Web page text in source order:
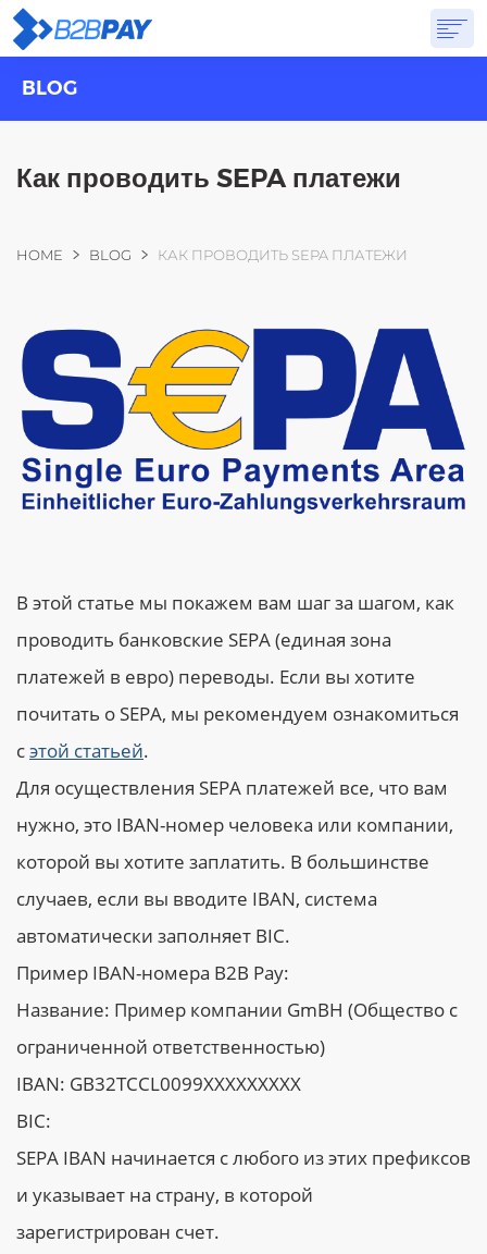
О САЙТЕРЕШЕНИЯ
BLOG
Как проводить SEPA платежи
Вы здесь
HOME BLOG КАК ПРОВОДИТЬ SEPA ПЛАТЕЖИ
В этой статье мы покажем вам шаг за шагом, как
проводить банковские SEPA (единая зона
платежей в евро) переводы. Если вы хотите
почитать о SEPA, мы рекомендуем ознакомиться
сэтой статьей.
Для осуществления SEPA платежей все, что вам
нужно, это IBAN-номер человека или компании,
которой вы хотите заплатить. В большинстве
случаев, если вы вводите IBAN, система
автоматически заполняет BIC.
Пример IBAN-номера B2B Pay:
Название: Пример компании GmBH (Общество с
ограниченной ответственностью)
IBAN: GB32TCCL0099XXXXXXXXX
BIC:
SEPA IBAN начинается с любого из этих префиксов
и указывает на страну, в которой
зарегистрирован счет.